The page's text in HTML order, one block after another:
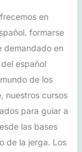
en
formarse
demandado en
español
de los
nuestros cursos
para guiar a
las bases
de la jerga. Los